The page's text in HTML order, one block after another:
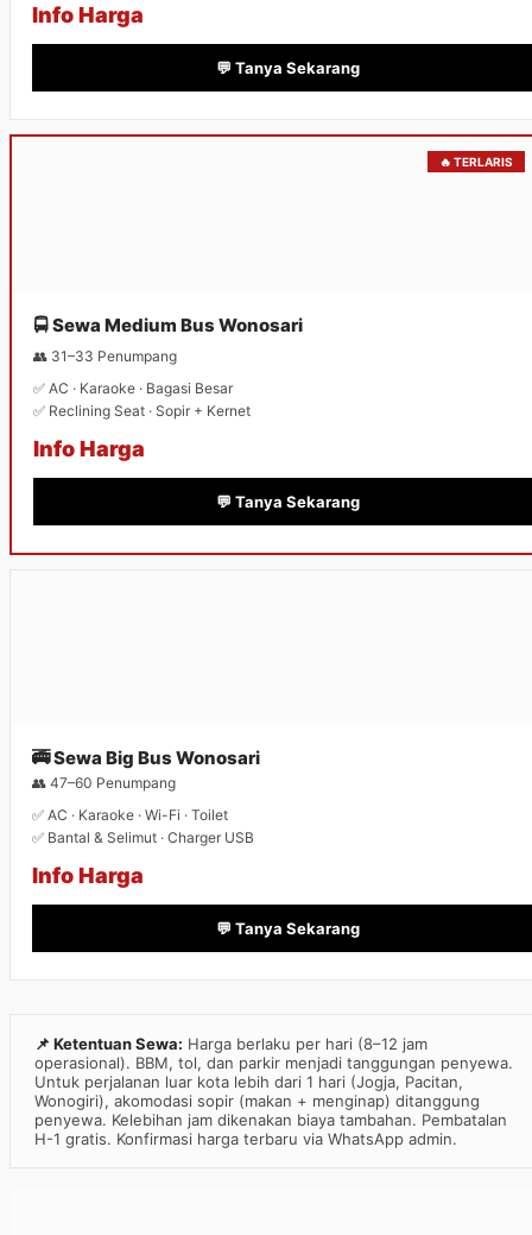
Info Harga
💬 Tanya Sekarang
🔥 TERLARIS
🚍 Sewa Medium Bus Wonosari
👥 31–33 Penumpang
✅ AC · Karaoke · Bagasi Besar
✅ Reclining Seat · Sopir + Kernet
Info Harga
💬 Tanya Sekarang
🚎 Sewa Big Bus Wonosari
👥 47–60 Penumpang
✅ AC · Karaoke · Wi-Fi · Toilet
✅ Bantal & Selimut · Charger USB
Info Harga
💬 Tanya Sekarang
📌 Ketentuan Sewa: Harga berlaku per hari (8–12 jam
operasional). BBM, tol, dan parkir menjadi tanggungan penyewa.
Untuk perjalanan luar kota lebih dari 1 hari (Jogja, Pacitan,
Wonogiri), akomodasi sopir (makan + menginap) ditanggung
penyewa. Kelebihan jam dikenakan biaya tambahan. Pembatalan
H-1 gratis. Konfirmasi harga terbaru via WhatsApp admin.